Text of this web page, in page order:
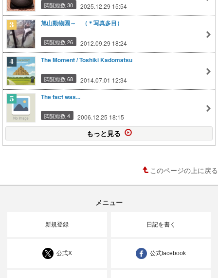
閲覧総数 30 2025.12.29 15:54
旭山動物園～ （＊写真多目）
閲覧総数 26 2012.09.29 18:24
The Moment / Toshiki Kadomatsu
閲覧総数 68 2014.07.01 12:34
The fact was...
閲覧総数 4 2006.12.25 18:15
もっと見る
このページの上に戻る
メニュー
新規登録 日記を書く
公式X 公式facebook